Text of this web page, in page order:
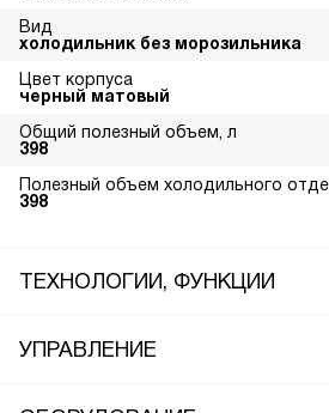
Вид
холодильник без морозильника
Цвет корпуса
черный матовый
Общий полезный объем, л
398
Полезный объем холодильного
398
ТЕХНОЛОГИИ, ФУНКЦИИ
УПРАВЛЕНИЕ